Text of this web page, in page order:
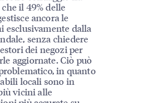
il 49% delle
ancora le
esclusivamente dalla
senza chiedere
dei negozi per
aggiornate. Ciò può
in quanto
locali sono in
vicini alle